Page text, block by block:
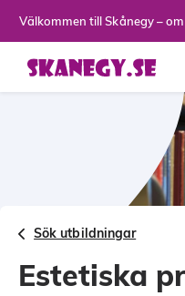
Välkommen till Skånegy –
Sök utbildningar
Estetiska